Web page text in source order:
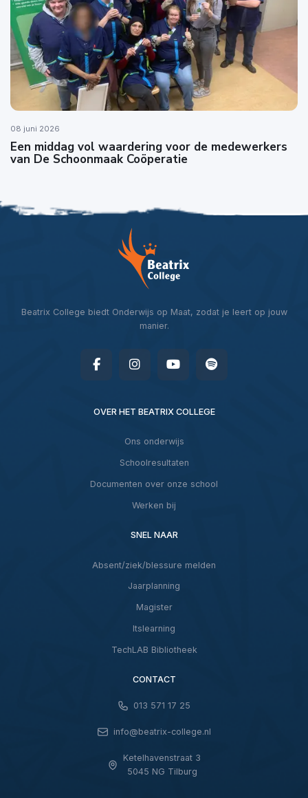
08 juni 2026
Een middag vol waardering voor de medewerkers
van De Schoonmaak Coöperatie
Beatrix College biedt Onderwijs op Maat, zodat je leert op jouw
manier.
OVER HET BEATRIX COLLEGE
Ons onderwijs
Schoolresultaten
Documenten over onze school
Werken bij
SNEL NAAR
Absent/ziek/blessure melden
Jaarplanning
Magister
Itslearning
TechLAB Bibliotheek
CONTACT
013 571 17 25
info@beatrix-college.nl
Ketelhavenstraat 3
5045 NG Tilburg